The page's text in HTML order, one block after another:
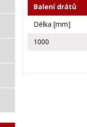
Balení drátů
Délka [mm]
1000